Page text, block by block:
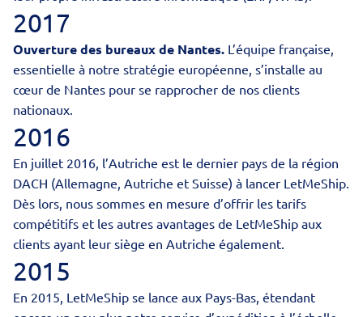
2017
Ouverture des bureaux de Nantes. L’équipe française,
essentielle à notre stratégie européenne, s’installe au
cœur de Nantes pour se rapprocher de nos clients
nationaux.
2016
En juillet 2016, l’Autriche est le dernier pays de la région
DACH (Allemagne, Autriche et Suisse) à lancer LetMeShip.
Dès lors, nous sommes en mesure d’offrir les tarifs
compétitifs et les autres avantages de LetMeShip aux
clients ayant leur siège en Autriche également.
2015
En 2015, LetMeShip se lance aux Pays-Bas, étendant